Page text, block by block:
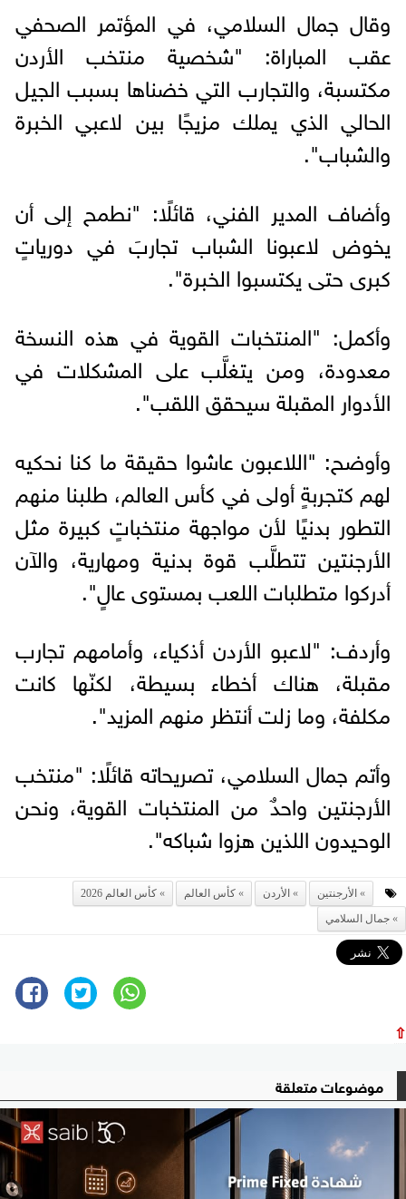
وقال جمال السلامي، في المؤتمر الصحفي
عقب المباراة: "شخصية منتخب الأردن
مكتسبة، والتجارب التي خضناها بسبب الجيل
الحالي الذي يملك مزيجًا بين لاعبي الخبرة
والشباب".
وأضاف المدير الفني، قائلًا: "نطمح إلى أن
يخوض لاعبونا الشباب تجاربَ في دورياتٍ
كبرى حتى يكتسبوا الخبرة".
وأكمل: "المنتخبات القوية في هذه النسخة
معدودة، ومن يتغلَّب على المشكلات في
الأدوار المقبلة سيحقق اللقب".
وأوضح: "اللاعبون عاشوا حقيقة ما كنا نحكيه
لهم كتجربةٍ أولى في كأس العالم، طلبنا منهم
التطور بدنيًا لأن مواجهة منتخباتٍ كبيرة مثل
الأرجنتين تتطلَّب قوة بدنية ومهارية، والآن
أدركوا متطلبات اللعب بمستوى عالٍ".
وأردف: "لاعبو الأردن أذكياء، وأمامهم تجارب
مقبلة، هناك أخطاء بسيطة، لكنّها كانت
مكلفة، وما زلت أنتظر منهم المزيد".
وأتم جمال السلامي، تصريحاته قائلًا: "منتخب
الأرجنتين واحدٌ من المنتخبات القوية، ونحن
الوحيدون اللذين هزوا شباكه".
الأرجنتين الأردن كأس العالم
كأس العالم 2026
جمال السلامي
⇧
موضوعات متعلقة